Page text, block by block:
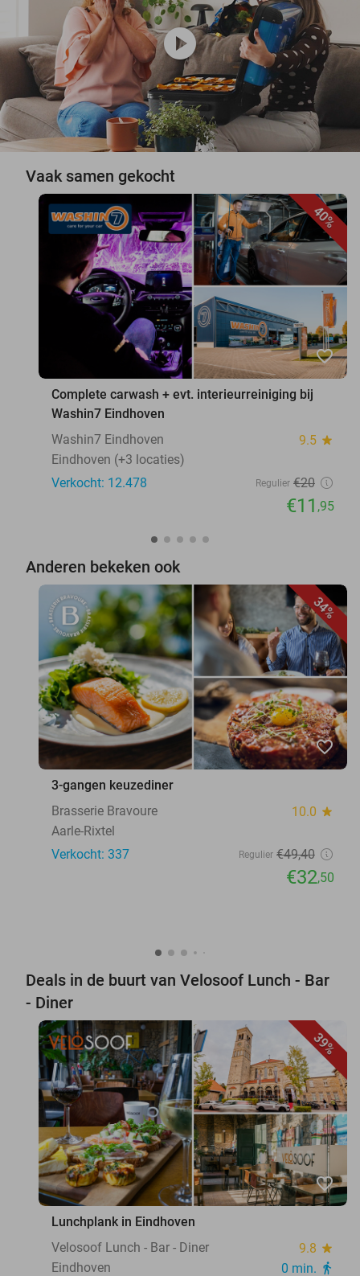
play_circle
Vaak samen gekocht
40%
favorite_border
Complete carwash + evt. interieurreiniging bij
Washin7 Eindhoven
Washin7 Eindhoven
9.5 star
Eindhoven (+3 locaties)
Verkocht: 12.478
Regulier €20
€11 ,95
Anderen bekeken ook
34%
favorite_border
3-gangen keuzediner
Brasserie Bravoure
10.0 star
Aarle-Rixtel
Verkocht: 337
Regulier €49,40
€32,50
Deals in de buurt van Velosoof Lunch - Bar
- Diner
39%
favorite_border
Lunchplank in Eindhoven
Velosoof Lunch - Bar - Diner
9.8 star
Eindhoven 0 min. directions_walk